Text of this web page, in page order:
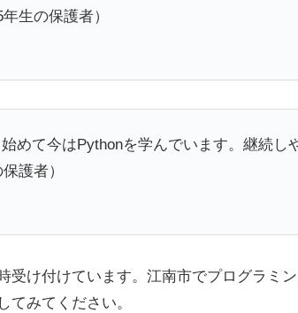
生の保護者）
始めて今はPythonを学んでいます。継続し
護者）
受け付けています。江南市でプログラミ
てみてください。